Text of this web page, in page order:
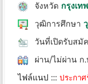
จังหวัด กรุงเ
วุฒิการศึกษา
วันที่เปิดรับสมั
ผ่าน/ไม่ผ่าน ก.
ไฟล์แนป ::: ประกา